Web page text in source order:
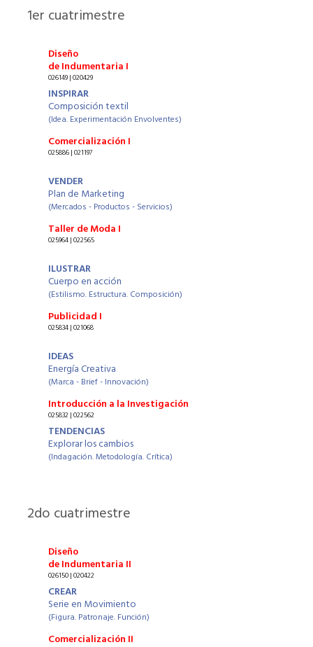
1er cuatrimestre
Diseño
de Indumentaria I
026149 | 020429
INSPIRAR
Composición textil
(Idea. Experimentación Envolventes)
Comercialización I
025886 | 021197
VENDER
Plan de Marketing
(Mercados - Productos - Servicios)
Taller de Moda I
025964 | 022565
ILUSTRAR
Cuerpo en acción
(Estilismo. Estructura. Composición)
Publicidad I
025834 | 021068
IDEAS
Energía Creativa
(Marca - Brief - Innovación)
Introducción a la Investigación
025832 | 022562
TENDENCIAS
Explorar los cambios
(Indagación. Metodología. Crítica)
2do cuatrimestre
Diseño
de Indumentaria II
026150 | 020422
CREAR
Serie en Movimiento
(Figura. Patronaje. Función)
Comercialización II